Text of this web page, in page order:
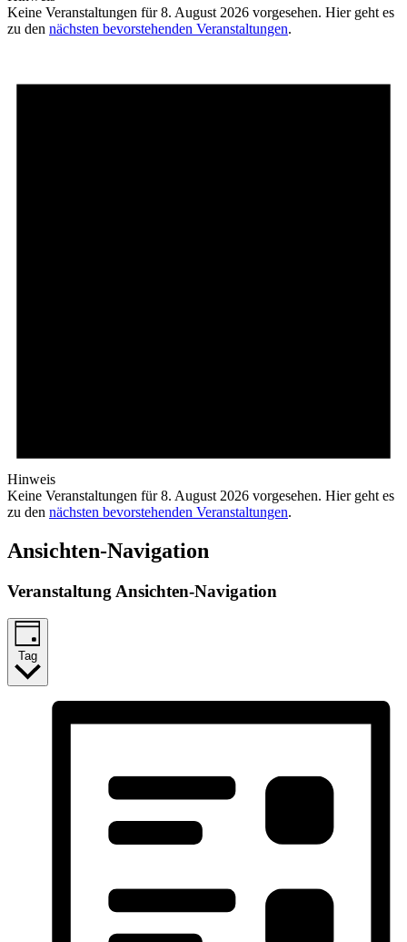
Keine Veranstaltungen für 8. August 2026 vorgesehen. Hier geht es
zu den nächsten bevorstehenden Veranstaltungen.
Hinweis
Keine Veranstaltungen für 8. August 2026 vorgesehen. Hier geht es
zu den nächsten bevorstehenden Veranstaltungen.
Ansichten-Navigation
Veranstaltung Ansichten-Navigation
Tag